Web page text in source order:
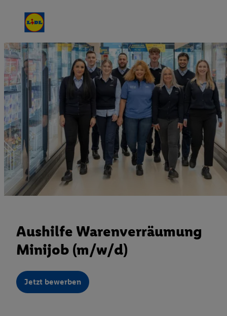
Aushilfe Warenverräumung
Minijob (m/w/d)
Jetzt bewerben